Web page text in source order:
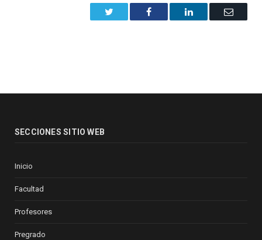
Facebook LinkedIn Email
SECCIONES SITIO WEB
Inicio
Facultad
Profesores
Pregrado